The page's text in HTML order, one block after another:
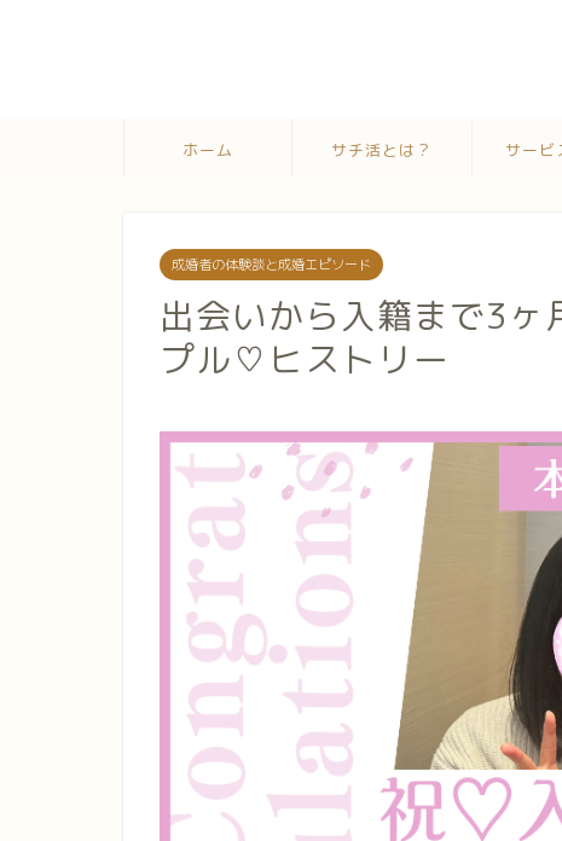
ホーム サチ活とは？ サー
成婚者の体験談と成婚エピソード
出会いから入籍まで3ヶ
プル♡ヒストリー